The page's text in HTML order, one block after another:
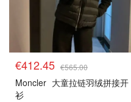
€412.45 €565.00
Moncler 大童拉链羽绒拼接开
衫